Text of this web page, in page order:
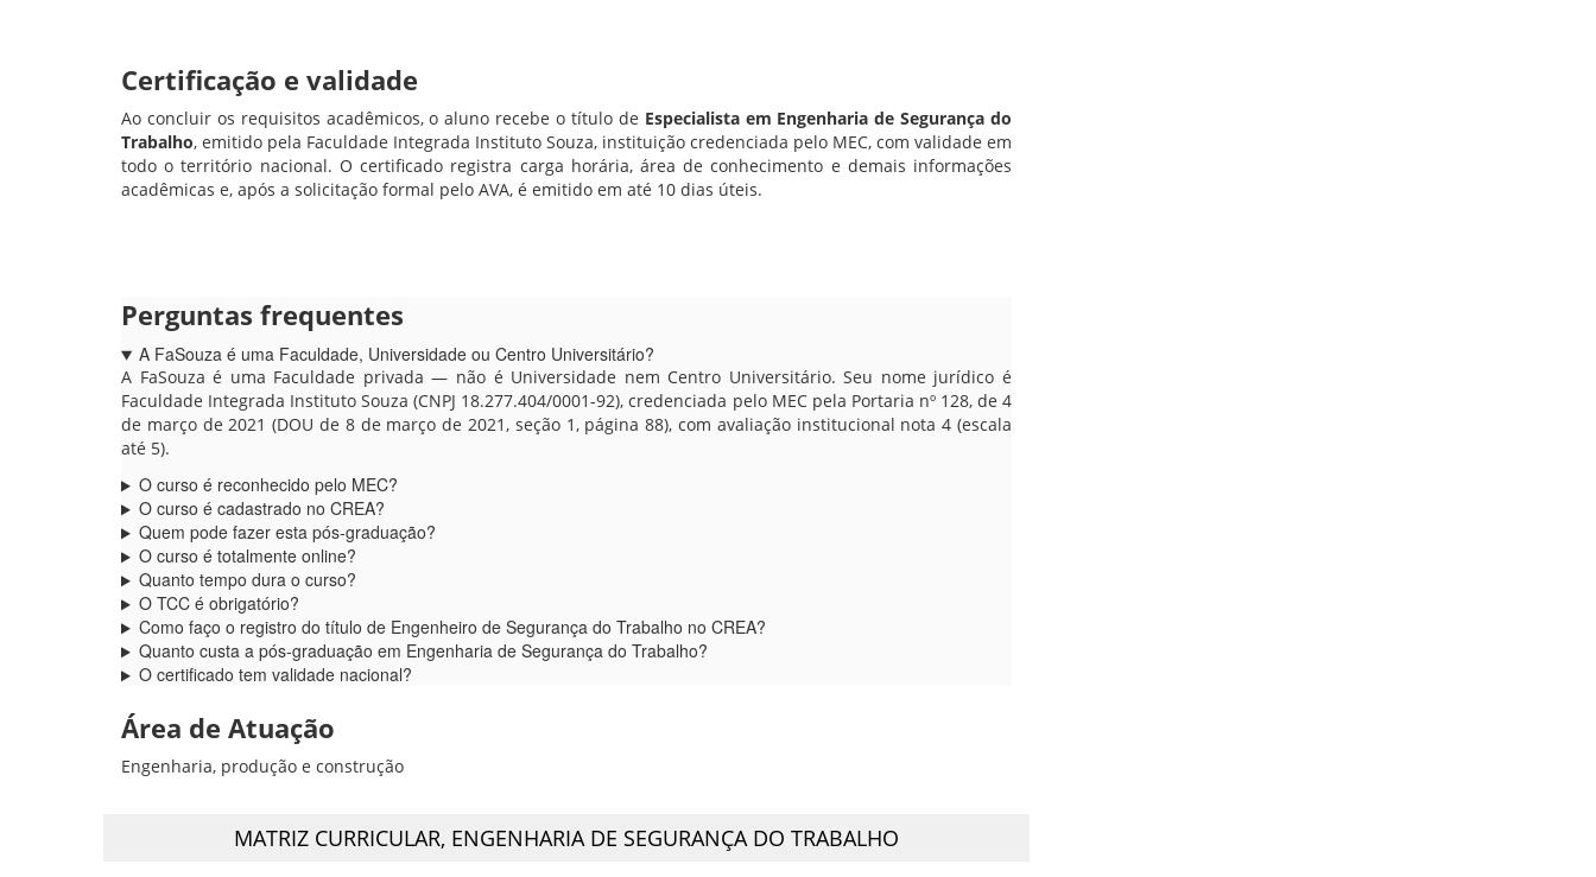
Certificação e validade
Ao concluir os requisitos acadêmicos, o aluno recebe o título de Especialista em Engenharia de Segurança do
Trabalho, emitido pela Faculdade Integrada Instituto Souza, instituição credenciada pelo MEC, com validade em
todo o território nacional. O certificado registra carga horária, área de conhecimento e demais informações
acadêmicas e, após a solicitação formal pelo AVA, é emitido em até 10 dias úteis.
Perguntas frequentes
A FaSouza é uma Faculdade, Universidade ou Centro Universitário?
A FaSouza é uma Faculdade privada — não é Universidade nem Centro Universitário. Seu nome jurídico é
Faculdade Integrada Instituto Souza (CNPJ 18.277.404/0001-92), credenciada pelo MEC pela Portaria nº 128, de 4
de março de 2021 (DOU de 8 de março de 2021, seção 1, página 88), com avaliação institucional nota 4 (escala
até 5).
O curso é reconhecido pelo MEC?
O curso é cadastrado no CREA?
Quem pode fazer esta pós-graduação?
O curso é totalmente online?
Quanto tempo dura o curso?
O TCC é obrigatório?
Como faço o registro do título de Engenheiro de Segurança do Trabalho no CREA?
Quanto custa a pós-graduação em Engenharia de Segurança do Trabalho?
O certificado tem validade nacional?
Área de Atuação
Engenharia, produção e construção
MATRIZ CURRICULAR, ENGENHARIA DE SEGURANÇA DO TRABALHO